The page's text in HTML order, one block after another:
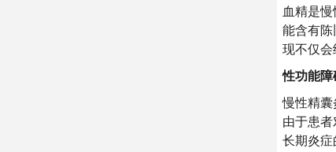
血精是
能含有陈
现不仅会
性功能障
慢性精囊
由于患
长期炎症